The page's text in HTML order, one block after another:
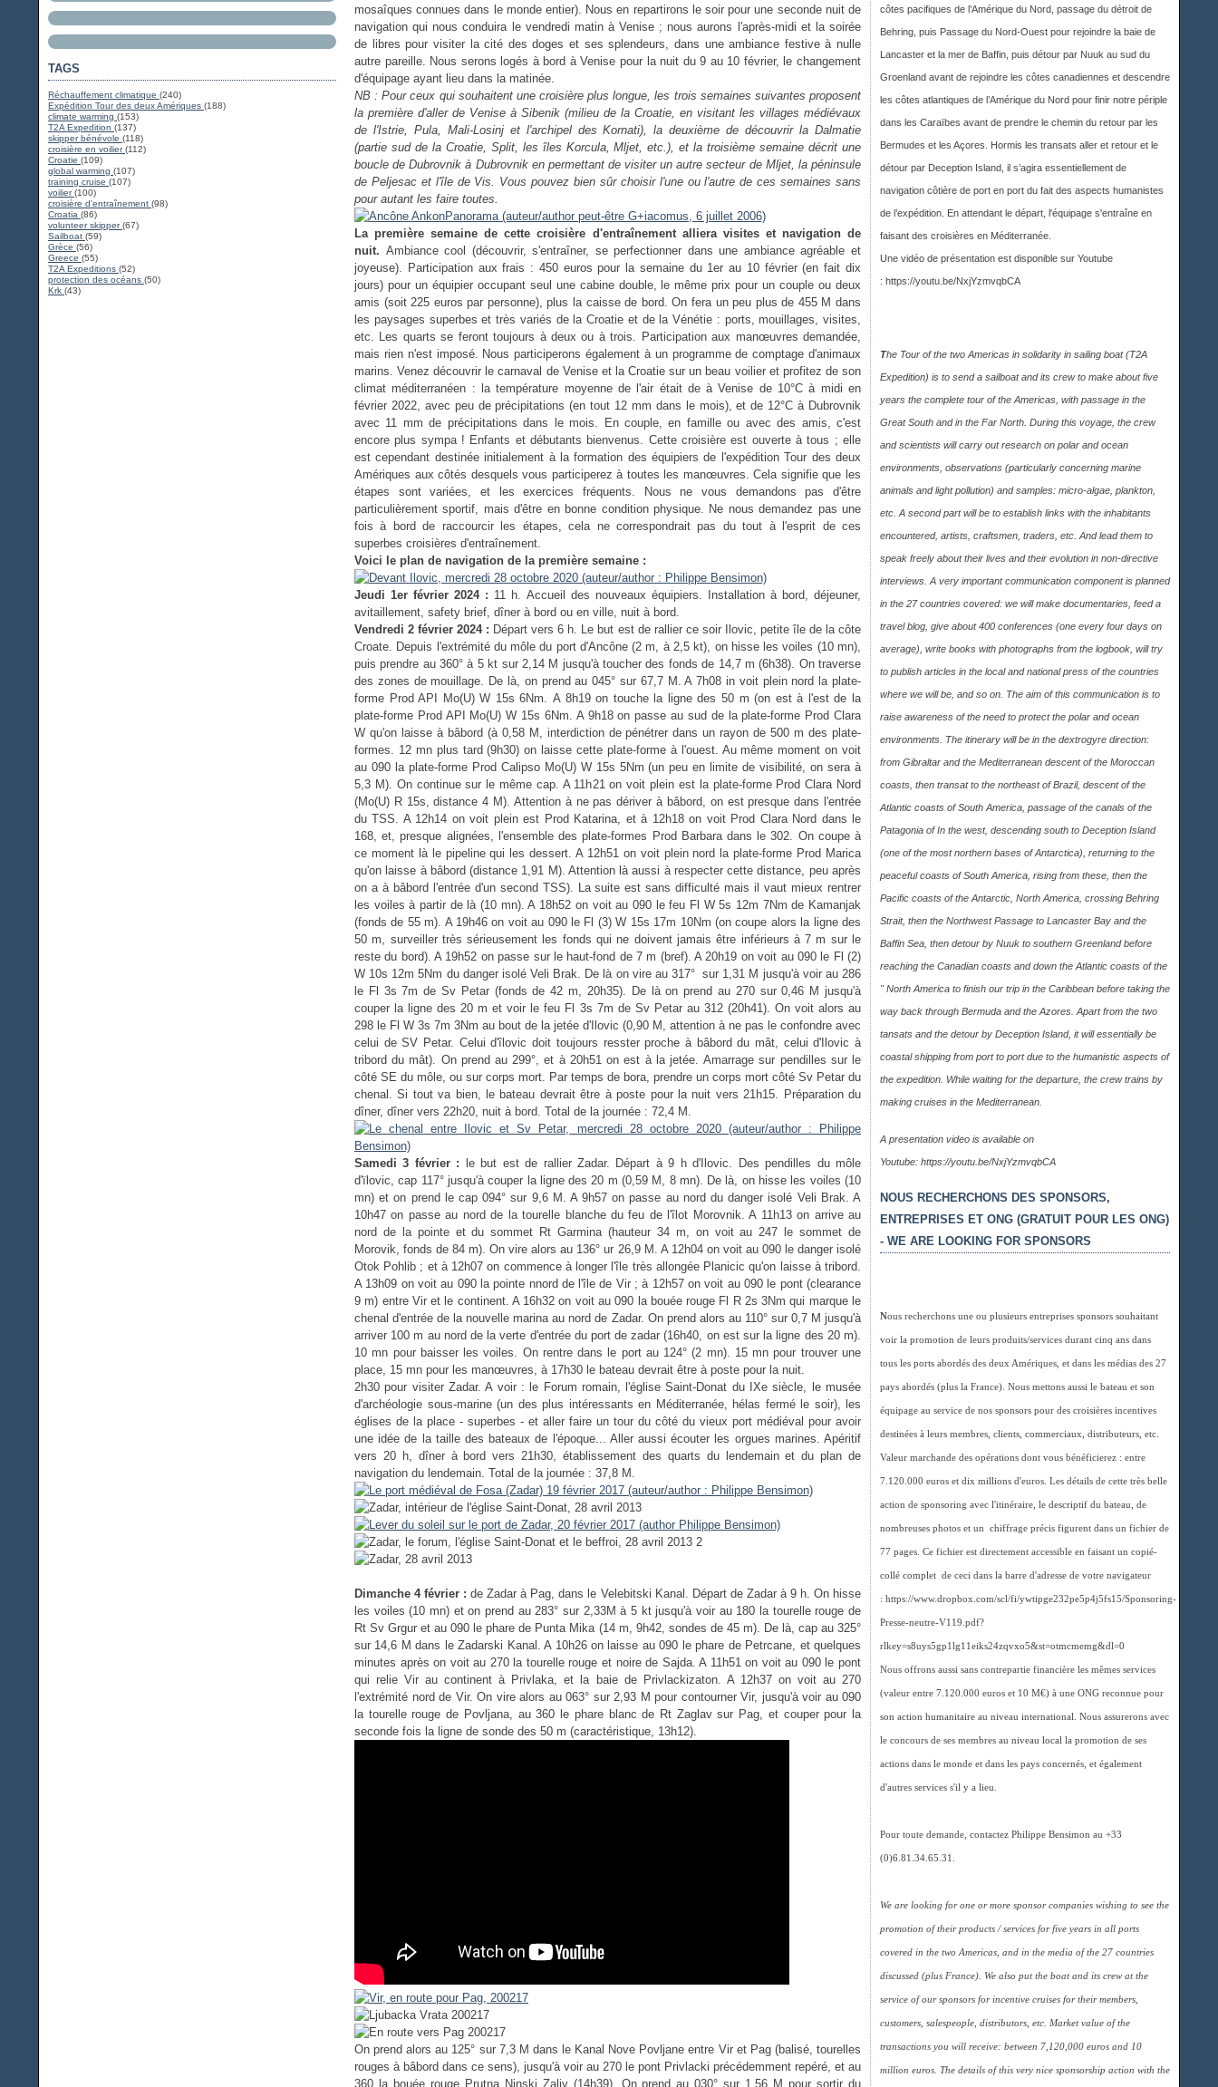
TAGS
Réchauffement climatique (240)
Expédition Tour des deux Amériques (188)
climate warming (153)
T2A Expedition (137)
skipper bénévole (118)
croisière en voilier(112)
Croatie (109)
global warming (107)
training cruise (107)
voilier(100)
croisière d'entraînement (98)
Croatia (86)
volunteer skipper(67)
Sailboat (59)
Grèce (56)
Greece (55)
T2A Expeditions (52)
protection des océans (50)
Krk (43)
mosaîques connues dans le monde entier). Nous en repartirons le soir pour une seconde nuit de
navigation qui nous conduira le vendredi matin à Venise ; nous aurons l'après-midi et la soirée
de libres pour visiter la cité des doges et ses splendeurs, dans une ambiance festive à nulle
autre pareille. Nous serons logés à bord à Venise pour la nuit du 9 au 10 février, le changement
d'équipage ayant lieu dans la matinée.
NB : Pour ceux qui souhaitent une croisière plus longue, les trois semaines suivantes proposent
la première d'aller de Venise à Sibenik (milieu de la Croatie, en visitant les villages médiévaux
de l'Istrie, Pula, Mali-Losinj et l'archipel des Kornati), la deuxième de découvrir la Dalmatie
(partie sud de la Croatie, Split, les îles Korcula, Mljet, etc.), et la troisième semaine décrit une
boucle de Dubrovnik à Dubrovnik en permettant de visiter un autre secteur de Mljet, la péninsule
de Peljesac et l'île de Vis. Vous pouvez bien sûr choisir l'une ou l'autre de ces semaines sans
pour autant les faire toutes.
La première semaine de cette croisière d'entraînement alliera visites et navigation de
nuit. Ambiance cool (découvrir, s'entraîner, se perfectionner dans une ambiance agréable et
joyeuse). Participation aux frais : 450 euros pour la semaine du 1er au 10 février (en fait dix
jours) pour un équipier occupant seul une cabine double, le même prix pour un couple ou deux
amis (soit 225 euros par personne), plus la caisse de bord. On fera un peu plus de 455 M dans
les paysages superbes et très variés de la Croatie et de la Vénétie : ports, mouillages, visites,
etc. Les quarts se feront toujours à deux ou à trois. Participation aux manœuvres demandée,
mais rien n'est imposé. Nous participerons également à un programme de comptage d'animaux
marins. Venez découvrir le carnaval de Venise et la Croatie sur un beau voilier et profitez de son
climat méditerranéen : la température moyenne de l'air était de à Venise de 10°C à midi en
février 2022, avec peu de précipitations (en tout 12 mm dans le mois), et de 12°C à Dubrovnik
avec 11 mm de précipitations dans le mois. En couple, en famille ou avec des amis, c'est
encore plus sympa ! Enfants et débutants bienvenus. Cette croisière est ouverte à tous ; elle
est cependant destinée initialement à la formation des équipiers de l'expédition Tour des deux
Amériques aux côtés desquels vous participerez à toutes les manœuvres. Cela signifie que les
étapes sont variées, et les exercices fréquents. Nous ne vous demandons pas d'être
particulièrement sportif, mais d'être en bonne condition physique. Ne nous demandez pas une
fois à bord de raccourcir les étapes, cela ne correspondrait pas du tout à l'esprit de ces
superbes croisières d'entraînement.
Voici le plan de navigation de la première semaine :
Jeudi 1er février 2024 : 11 h. Accueil des nouveaux équipiers. Installation à bord, déjeuner,
avitaillement, safety brief, dîner à bord ou en ville, nuit à bord.
Vendredi 2 février 2024 : Départ vers 6 h. Le but est de rallier ce soir Ilovic, petite île de la côte
Croate. Depuis l'extrémité du môle du port d'Ancône (2 m, à 2,5 kt), on hisse les voiles (10 mn),
puis prendre au 360° à 5 kt sur 2,14 M jusqu'à toucher des fonds de 14,7 m (6h38). On traverse
des zones de mouillage. De là, on prend au 045° sur 67,7 M. A 7h08 in voit plein nord la plate-
forme Prod API Mo(U) W 15s 6Nm. A 8h19 on touche la ligne des 50 m (on est à l'est de la
plate-forme Prod API Mo(U) W 15s 6Nm. A 9h18 on passe au sud de la plate-forme Prod Clara
W qu'on laisse à bâbord (à 0,58 M, interdiction de pénétrer dans un rayon de 500 m des plate-
formes. 12 mn plus tard (9h30) on laisse cette plate-forme à l'ouest. Au même moment on voit
au 090 la plate-forme Prod Calipso Mo(U) W 15s 5Nm (un peu en limite de visibilité, on sera à
5,3 M). On continue sur le même cap. A 11h21 on voit plein est la plate-forme Prod Clara Nord
(Mo(U) R 15s, distance 4 M). Attention à ne pas dériver à bâbord, on est presque dans l'entrée
du TSS. A 12h14 on voit plein est Prod Katarina, et à 12h18 on voit Prod Clara Nord dans le
168, et, presque alignées, l'ensemble des plate-formes Prod Barbara dans le 302. On coupe à
ce moment là le pipeline qui les dessert. A 12h51 on voit plein nord la plate-forme Prod Marica
qu'on laisse à bâbord (distance 1,91 M). Attention là aussi à respecter cette distance, peu après
on a à bâbord l'entrée d'un second TSS). La suite est sans difficulté mais il vaut mieux rentrer
les voiles à partir de là (10 mn). A 18h52 on voit au 090 le feu Fl W 5s 12m 7Nm de Kamanjak
(fonds de 55 m). A 19h46 on voit au 090 le Fl (3) W 15s 17m 10Nm (on coupe alors la ligne des
50 m, surveiller très sérieusement les fonds qui ne doivent jamais être inférieurs à 7 m sur le
reste du bord). A 19h52 on passe sur le haut-fond de 7 m (bref). A 20h19 on voit au 090 le Fl (2)
W 10s 12m 5Nm du danger isolé Veli Brak. De là on vire au 317° sur 1,31 M jusqu'à voir au 286
le Fl 3s 7m de Sv Petar (fonds de 42 m, 20h35). De là on prend au 270 sur 0,46 M jusqu'à
couper la ligne des 20 m et voir le feu Fl 3s 7m de Sv Petar au 312 (20h41). On voit alors au
298 le Fl W 3s 7m 3Nm au bout de la jetée d'Ilovic (0,90 M, attention à ne pas le confondre avec
celui de SV Petar. Celui d'îlovic doit toujours resster proche à bâbord du mât, celui d'Ilovic à
tribord du mât). On prend au 299°, et à 20h51 on est à la jetée.Amarrage sur pendilles sur le
côté SE du môle, ou sur corps mort. Par temps de bora, prendre un corps mort côté Sv Petar du
chenal. Si tout va bien, le bateau devrait être à poste pour la nuit vers 21h15. Préparation du
dîner, dîner vers 22h20, nuit à bord. Total de la journée : 72,4 M.
Samedi 3 février : le but est de rallier Zadar. Départ à 9 h d'Ilovic. Des pendilles du môle
d'ïlovic, cap 117° jusqu'à couper la ligne des 20 m (0,59 M, 8 mn). De là, on hisse les voiles (10
mn) et on prend le cap 094° sur 9,6 M. A 9h57 on passe au nord du danger isolé Veli Brak. A
10h47 on passe au nord de la tourelle blanche du feu de l'îlot Morovnik. A 11h13 on arrive au
nord de la pointe et du sommet Rt Garmina (hauteur 34 m, on voit au 247 le sommet de
Morovik, fonds de 84 m). On vire alors au 136° ur 26,9 M. A 12h04 on voit au 090 le danger isolé
Otok Pohlib ; et à 12h07 on commence à longer l'île très allongée Planicic qu'on laisse à tribord.
A 13h09 on voit au 090 la pointe nnord de l'île de Vir ; à 12h57 on voit au 090 le pont (clearance
9 m) entre Vir et le continent. A 16h32 on voit au 090 la bouée rouge Fl R 2s 3Nm qui marque le
chenal d'entrée de la nouvelle marina au nord de Zadar. On prend alors au 110° sur 0,7 M jusqu'à
arriver 100 m au nord de la verte d'entrée du port de zadar (16h40, on est sur la ligne des 20 m).
10 mn pour baisser les voiles. On rentre dans le port au 124° (2 mn). 15 mn pour trouver une
place, 15 mn pour les manœuvres, à 17h30 le bateau devrait être à poste pour la nuit.
2h30 pour visiter Zadar. A voir : le Forum romain, l'église Saint-Donat du IXe siècle, le musée
d'archéologie sous-marine (un des plus intéressants en Méditerranée, hélas fermé le soir), les
églises de la place - superbes - et aller faire un tour du côté du vieux port médiéval pour avoir
une idée de la taille des bateaux de l'époque... Aller aussi écouter les orgues marines. Apéritif
vers 20 h, dîner à bord vers 21h30, établissement des quarts du lendemain et du plan de
navigation du lendemain. Total de la journée : 37,8 M.
Dimanche 4 février :de Zadar à Pag, dans le Velebitski Kanal. Départ de Zadar à 9 h. On hisse
les voiles (10 mn) et on prend au 283° sur 2,33M à 5 kt jusqu'à voir au 180 la tourelle rouge de
Rt Sv Grgur et au 090 le phare de Punta Mika (14 m, 9h42, sondes de 45 m). De là, cap au 325°
sur 14,6 M dans le Zadarski Kanal. A 10h26 on laisse au 090 le phare de Petrcane, et quelques
minutes après on voit au 270 la tourelle rouge et noire de Sajda. A 11h51 on voit au 090 le pont
qui relie Vir au continent à Privlaka, et la baie de Privlackizaton. A 12h37 on voit au 270
l'extrémité nord de Vir. On vire alors au 063° sur 2,93 M pour contourner Vir, jusqu'à voir au 090
la tourelle rouge de Povljana, au 360 le phare blanc de Rt Zaglav sur Pag, et couper pour la
seconde fois la ligne de sonde des 50 m (caractéristique, 13h12).
On prend alors au 125° sur 7,3 M dans le Kanal Nove Povljane entre Vir et Pag (balisé, tourelles
rouges à bâbord dans ce sens), jusqu'à voir au 270 le pont Privlacki précédemment repéré, et au
360 la bouée rouge Prutna Ninski Zaliv (14h39). On prend au 030° sur 1,56 M pour sortir du
côtes pacifiques de l’Amérique du Nord, passage du détroit de
Behring, puis Passage du Nord-Ouest pour rejoindre la baie de
Lancaster et la mer de Baffin, puis détour par Nuuk au sud du
Groenland avant de rejoindre les côtes canadiennes et descendre
les côtes atlantiques de l’Amérique du Nord pour finir notre périple
dans les Caraïbes avant de prendre le chemin du retour par les
Bermudes et les Açores. Hormis les transats aller et retour et le
détour par Deception Island, il s’agira essentiellement de
navigation côtière de port en port du fait des aspects humanistes
de l’expédition. En attendant le départ, l'équipage s'entraîne en
faisant des croisières en Méditerranée.
Une vidéo de présentation est disponible sur Youtube
: https://youtu.be/NxjYzmvqbCA
The Tour of the two Americas in solidarity in sailing boat (T2A
Expedition) is to send a sailboat and its crew to make about five
years the complete tour of the Americas, with passage in the
Great South and in the Far North. During this voyage, the crew
and scientists will carry out research on polar and ocean
environments, observations (particularly concerning marine
animals and light pollution) and samples: micro-algae, plankton,
etc. A second part will be to establish links with the inhabitants
encountered, artists, craftsmen, traders, etc. And lead them to
speak freely about their lives and their evolution in non-directive
interviews. A very important communication component is planned
in the 27 countries covered: we will make documentaries, feed a
travel blog, give about 400 conferences (one every four days on
average), write books with photographs from the logbook, will try
to publish articles in the local and national press of the countries
where we will be, and so on. The aim of this communication is to
raise awareness of the need to protect the polar and ocean
environments. The itinerary will be in the dextrogyre direction:
from Gibraltar and the Mediterranean descent of the Moroccan
coasts, then transat to the northeast of Brazil, descent of the
Atlantic coasts of South America, passage of the canals of the
Patagonia of In the west, descending south to Deception Island
(one of the most northern bases of Antarctica), returning to the
peaceful coasts of South America, rising from these, then the
Pacific coasts of the Antarctic, North America, crossing Behring
Strait, then the Northwest Passage to Lancaster Bay and the
Baffin Sea, then detour by Nuuk to southern Greenland before
reaching the Canadian coasts and down the Atlantic coasts of the
" North America to finish our trip in the Caribbean before taking the
way back through Bermuda and the Azores. Apart from the two
tansats and the detour by Deception Island, it will essentially be
coastal shipping from port to port due to the humanistic aspects of
the expedition. While waiting for the departure, the crew trains by
making cruises in the Mediterranean.
A presentation video is available on
Youtube: https://youtu.be/NxjYzmvqbCA
NOUS RECHERCHONS DES SPONSORS,
ENTREPRISES ET ONG (GRATUIT POUR LES ONG)
- WE ARE LOOKING FOR SPONSORS
Nous recherchons une ou plusieurs entreprises sponsors souhaitant
voir la promotion de leurs produits/services durant cinq ans dans
tous les ports abordés des deux Amériques, et dans les médias des 27
pays abordés (plus la France). Nous mettons aussi le bateau et son
équipage au service de nos sponsors pour des croisières incentives
destinées à leurs membres, clients, commerciaux, distributeurs, etc.
Valeur marchande des opérations dont vous bénéficierez : entre
7.120.000 euros et dix millions d'euros. Les détails de cette très belle
action de sponsoring avec l'itinéraire, le descriptif du bateau, de
nombreuses photos et un chiffrage précis figurent dans un fichier de
77 pages. Ce fichier est directement accessible en faisant un copié-
collé complet de ceci dans la barre d'adresse de votre navigateur
: https://www.dropbox.com/scl/fi/ywtipge232pe5p4j5fs15/Sponsoring-
Presse-neutre-V119.pdf?
rlkey=s8uys5gp1lg11eiks24zqvxo5&st=otmcmemg&dl=0
Nous offrons aussi sans contrepartie financière les mêmes services
(valeur entre 7.120.000 euros et 10 M€) à une ONG reconnue pour
son action humanitaire au niveau international. Nous assurerons avec
le concours de ses membres au niveau local la promotion de ses
actions dans le monde et dans les pays concernés, et également
d'autres services s'il y a lieu.
Pour toute demande, contactez Philippe Bensimon au +33
(0)6.81.34.65.31.
We are looking for one or more sponsor companies wishing to see the
promotion of their products / services for five years in all ports
covered in the two Americas, and in the media of the 27 countries
discussed (plus France). We also put the boat and its crew at the
service of our sponsors for incentive cruises for their members,
customers, salespeople, distributors, etc. Market value of the
transactions you will receive: between 7,120,000 euros and 10
million euros. The details of this very nice sponsorship action with the